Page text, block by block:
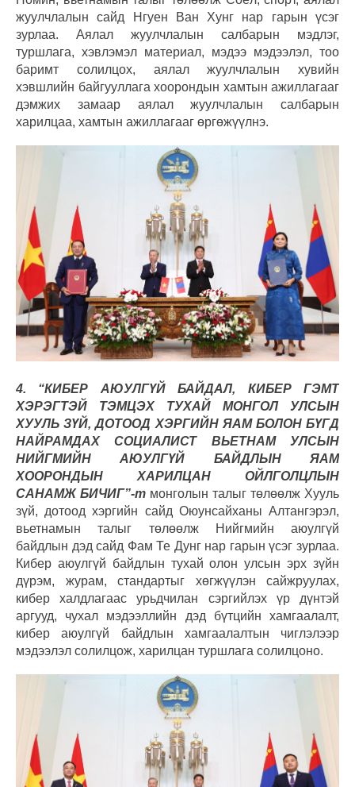
жуулчлалын сайд Нгуен Ван Хунг нар гарын үсэг
зурлаа. Аялал жуулчлалын салбарын мэдлэг,
туршлага, хэвлэмэл материал, мэдээ мэдээлэл, тоо
баримт солилцох, аялал жуулчлалын хувийн
хэвшлийн байгууллага хоорондын хамтын ажиллагааг
дэмжих замаар аялал жуулчлалын салбарын
харилцаа, хамтын ажиллагааг өргөжүүлнэ.
4. “КИБЕР АЮУЛГҮЙ БАЙДАЛ, КИБЕР ГЭМТ
ХЭРЭГТЭЙ ТЭМЦЭХ ТУХАЙ МОНГОЛ УЛСЫН
ХУУЛЬ ЗҮЙ, ДОТООД ХЭРГИЙН ЯАМ БОЛОН БҮГД
НАЙРАМДАХ СОЦИАЛИСТ ВЬЕТНАМ УЛСЫН
НИЙГМИЙН АЮУЛГҮЙ БАЙДЛЫН ЯАМ
ХООРОНДЫН ХАРИЛЦАН ОЙЛГОЛЦЛЫН
САНАМЖ БИЧИГ”-т монголын талыг төлөөлж Хууль
зүй, дотоод хэргийн сайд Оюунсайханы Алтангэрэл,
вьетнамын талыг төлөөлж Нийгмийн аюулгүй
байдлын дэд сайд Фам Те Дунг нар гарын үсэг зурлаа.
Кибер аюулгүй байдлын тухай олон улсын эрх зүйн
дүрэм, журам, стандартыг хөгжүүлэн сайжруулах,
кибер халдлагаас урьдчилан сэргийлэх үр дүнтэй
аргууд, чухал мэдээллийн дэд бүтцийн хамгаалалт,
кибер аюулгүй байдлын хамгаалалтын чиглэлээр
мэдээлэл солилцож, харилцан туршлага солилцоно.